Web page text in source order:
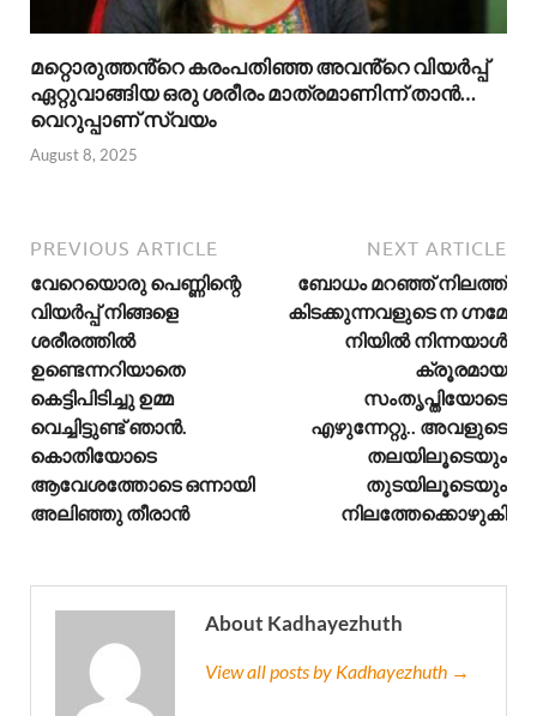
മറ്റൊരുത്തൻ്റെ കരംപതിഞ്ഞ അവൻ്റെ വിയർപ്പ്
ഏറ്റുവാങ്ങിയ ഒരു ശരീരം മാത്രമാണിന്ന് താൻ…
വെറുപ്പാണ് സ്വയം
August 8, 2025
PREVIOUS ARTICLE
വേറെയൊരു പെണ്ണിന്റെ
വിയർപ്പ് നിങ്ങളെ
ശരീരത്തിൽ
ഉണ്ടെന്നറിയാതെ
കെട്ടിപിടിച്ചു ഉമ്മ
വെച്ചിട്ടുണ്ട് ഞാൻ.
കൊതിയോടെ
ആവേശത്തോടെ ഒന്നായി
അലിഞ്ഞു തീരാൻ
NEXT ARTICLE
ബോധം മറഞ്ഞ് നിലത്ത്
കിടക്കുന്നവളുടെ ന ഗ്നമേ
നിയിൽ നിന്നയാൾ
ക്രൂരമായ
സംതൃപ്തിയോടെ
എഴുന്നേറ്റു.. അവളുടെ
തലയിലൂടെയും
തുടയിലൂടെയും
നിലത്തേക്കൊഴുകി
About Kadhayezhuth
View all posts by Kadhayezhuth →